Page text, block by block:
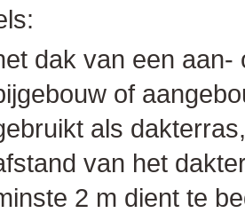
dak van een aan-
of
als
van het
2 m dient te